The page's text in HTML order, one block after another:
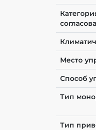
Место
Способ
Тип
Тип